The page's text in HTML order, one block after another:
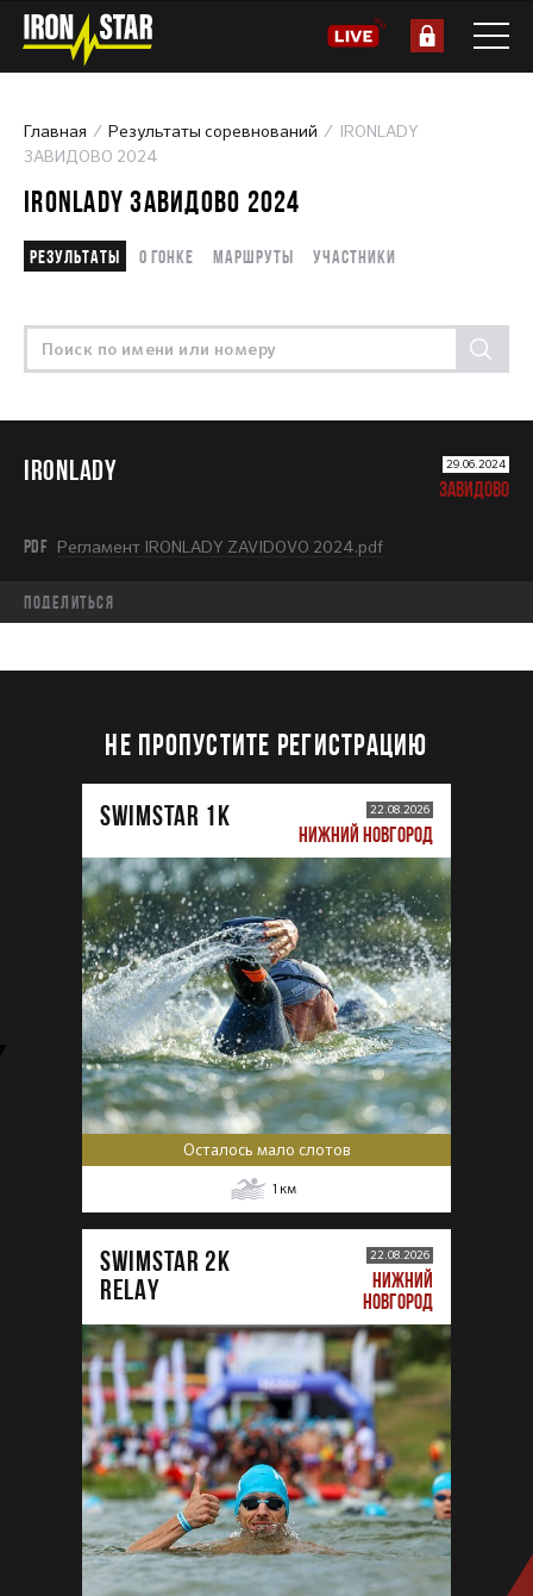
Главная Результаты соревнований
IRONLADY
ЗАВИДОВО 2024
IRONLADY ЗАВИДОВО 2024
Результаты О гонке Маршруты Участники
IRONLADY 29.06.2024
ЗАВИДОВО
PDF Регламент IRONLADY ZAVIDOVO 2024.pdf
Поделиться
НЕ ПРОПУСТИТЕ РЕГИСТРАЦИЮ
SWIMSTAR 1K 22.08.2026
НИЖНИЙ НОВГОРОД
Осталось мало слотов
1 км
SWIMSTAR 2K
RELAY
22.08.2026
НИЖНИЙ
НОВГОРОД